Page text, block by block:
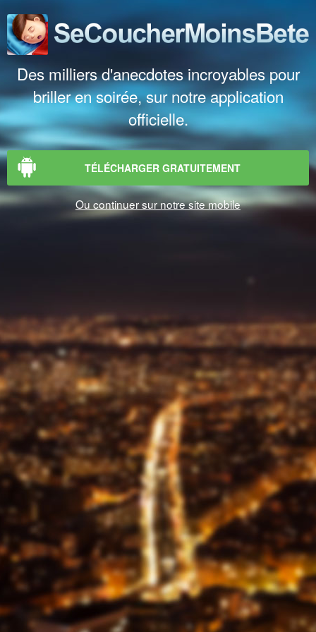
Des milliers d'anecdotes incroyables pour
briller en soirée, sur notre application
officielle.
TÉLÉCHARGER GRATUITEMENT
Ou continuer sur notre site mobile